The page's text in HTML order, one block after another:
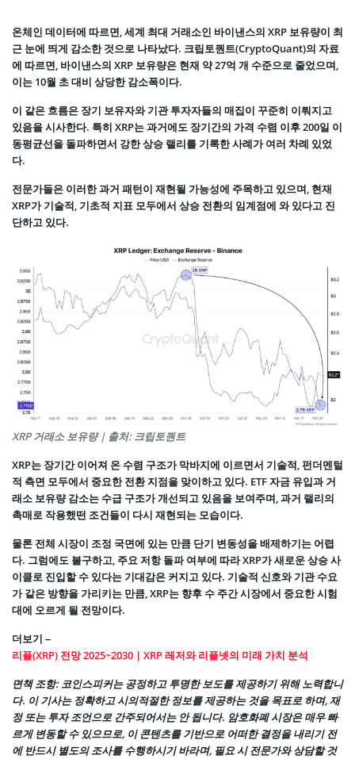
온체인 데이터에 따르면, 세계 최대 거래소인 바이낸스의 XRP 보유량이 최
근 눈에 띄게 감소한 것으로 나타났다. 크립토퀀트(CryptoQuant)의 자료
에 따르면, 바이낸스의 XRP 보유량은 현재 약 27억 개 수준으로 줄었으며,
이는 10월 초 대비 상당한 감소폭이다.
이 같은 흐름은 장기 보유자와 기관 투자자들의 매집이 꾸준히 이뤄지고
있음을 시사한다. 특히 XRP는 과거에도 장기간의 가격 수렴 이후 200일 이
동평균선을 돌파하면서 강한 상승 랠리를 기록한 사례가 여러 차례 있었
다.
전문가들은 이러한 과거 패턴이 재현될 가능성에 주목하고 있으며, 현재
XRP가 기술적, 기초적 지표 모두에서 상승 전환의 임계점에 와 있다고 진
단하고 있다.
XRP 거래소 보유량 | 출처: 크립토퀀트
XRP는 장기간 이어져 온 수렴 구조가 막바지에 이르면서 기술적, 펀더멘털
적 측면 모두에서 중요한 전환 지점을 맞이하고 있다. ETF 자금 유입과 거
래소 보유량 감소는 수급 구조가 개선되고 있음을 보여주며, 과거 랠리의
촉매로 작용했떤 조건들이 다시 재현되는 모습이다.
물론 전체 시장이 조정 국면에 있는 만큼 단기 변동성을 배제하기는 어렵
다. 그럼에도 불구하고, 주요 저항 돌파 여부에 따라 XRP가 새로운 상승 사
이클로 진입할 수 있다는 기대감은 커지고 있다. 기술적 신호와 기관 수요
가 같은 방향을 가리키는 만큼, XRP는 향후 수 주간 시장에서 중요한 시험
대에 오르게 될 전망이다.
더보기 –
리플(XRP) 전망 2025~2030 | XRP 레저와 리플넷의 미래 가치 분석
면책 조항: 코인스피커는 공정하고 투명한 보도를 제공하기 위해 노력합니
다. 이 기사는 정확하고 시의적절한 정보를 제공하는 것을 목표로 하며, 재
정 또는 투자 조언으로 간주되어서는 안 됩니다. 암호화폐 시장은 매우 빠
르게 변동할 수 있으므로, 이 콘텐츠를 기반으로 어떠한 결정을 내리기 전
에 반드시 별도의 조사를 수행하시기 바라며, 필요 시 전문가와 상담할 것